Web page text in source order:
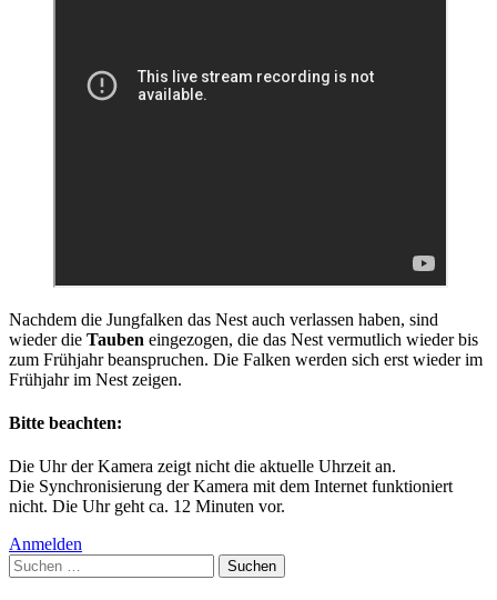
Nachdem die Jungfalken das Nest auch verlassen haben, sind
wieder die Tauben eingezogen, die das Nest vermutlich wieder bis
zum Frühjahr beanspruchen. Die Falken werden sich erst wieder im
Frühjahr im Nest zeigen.
Bitte beachten:
Die Uhr der Kamera zeigt nicht die aktuelle Uhrzeit an.
Die Synchronisierung der Kamera mit dem Internet funktioniert
nicht. Die Uhr geht ca. 12 Minuten vor.
Anmelden
Suchen
nach: